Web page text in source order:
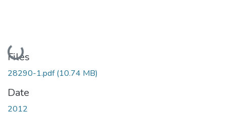
Loading...
Files
28290-1.pdf(10.74 MB)
Date
2012